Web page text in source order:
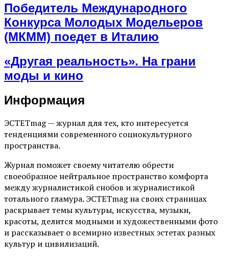
Победитель Международного
Конкурса Молодых Модельеров
(МКММ) поедет в Италию
«Другая реальность». На грани
моды и кино
Информация
ЭСТЕТmag — журнал для тех, кто интересуется
тенденциями современного социокультурного
пространства.
Журнал поможет своему читателю обрести
своеобразное нейтральное пространство комфорта
между журналистикой снобов и журналистикой
тотального гламура. ЭСТЕТmag на своих страницах
раскрывает темы культуры, искусства, музыки,
красоты, делится модными и художественными фото
и рассказывает о всемирно известных эстетах разных
культур и цивилизаций.